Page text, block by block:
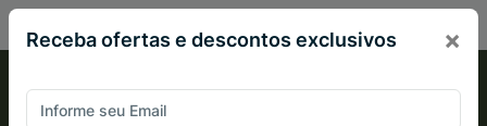
Receba ofertas e descontos exclusivos ×